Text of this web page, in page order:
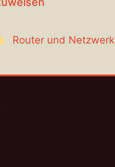
Router und Netzwerk